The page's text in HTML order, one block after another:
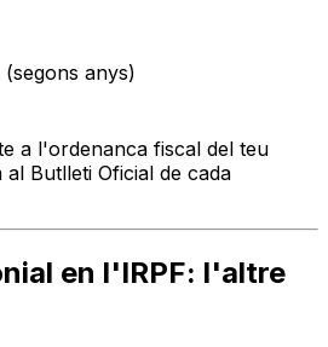
anys)
a l'ordenanca fiscal del teu
Butlleti Oficial de cada
en l'IRPF: l'altre